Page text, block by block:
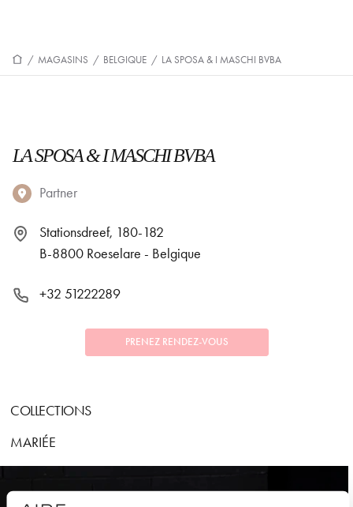
/ MAGASINS / BELGIQUE / LA SPOSA & I MASCHI BVBA
LA SPOSA & I MASCHI BVBA
Partner
Stationsdreef, 180-182
B-8800 Roeselare - Belgique
+32 51222289
PRENEZ RENDEZ-VOUS
COLLECTIONS
MARIÉE